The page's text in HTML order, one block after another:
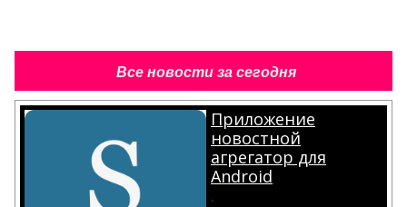
Все новости за сегодня
Приложение
новостной
агрегатор для
Android
.